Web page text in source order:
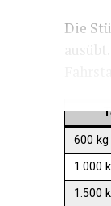
Die
600
1.000
1.500